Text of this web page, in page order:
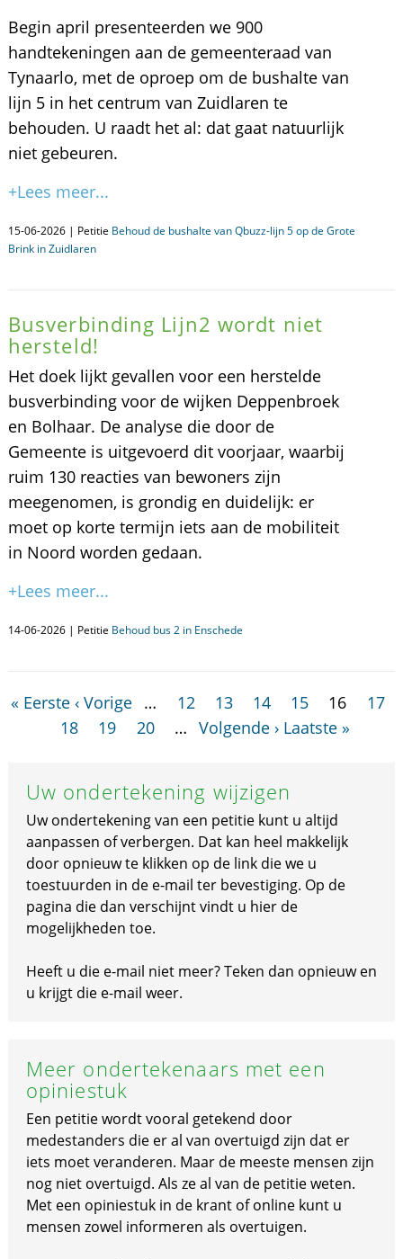
Begin april presenteerden we 900
handtekeningen aan de gemeenteraad van
Tynaarlo, met de oproep om de bushalte van
lijn 5 in het centrum van Zuidlaren te
behouden. U raadt het al: dat gaat natuurlijk
niet gebeuren.
+Lees meer...
15-06-2026 | Petitie Behoud de bushalte van Qbuzz-lijn 5 op de Grote
Brink in Zuidlaren
Busverbinding Lijn2 wordt niet
hersteld!
Het doek lijkt gevallen voor een herstelde
busverbinding voor de wijken Deppenbroek
en Bolhaar. De analyse die door de
Gemeente is uitgevoerd dit voorjaar, waarbij
ruim 130 reacties van bewoners zijn
meegenomen, is grondig en duidelijk: er
moet op korte termijn iets aan de mobiliteit
in Noord worden gedaan.
+Lees meer...
14-06-2026 | Petitie Behoud bus 2 in Enschede
« Eerste ‹ Vorige … 12 13 14 15 16
17
18
19 20 … Volgende › Laatste »
Uw ondertekening wijzigen
Uw ondertekening van een petitie kunt u altijd
aanpassen of verbergen. Dat kan heel makkelijk
door opnieuw te klikken op de link die we u
toestuurden in de e-mail ter bevestiging. Op de
pagina die dan verschijnt vindt u hier de
mogelijkheden toe.
Heeft u die e-mail niet meer? Teken dan opnieuw en
u krijgt die e-mail weer.
Meer ondertekenaars met een
opiniestuk
Een petitie wordt vooral getekend door
medestanders die er al van overtuigd zijn dat er
iets moet veranderen. Maar de meeste mensen zijn
nog niet overtuigd. Als ze al van de petitie weten.
Met een opiniestuk in de krant of online kunt u
mensen zowel informeren als overtuigen.